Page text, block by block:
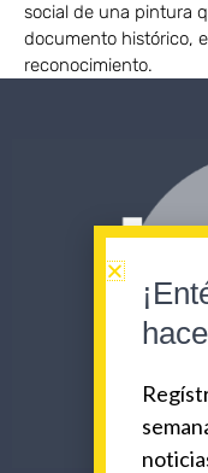
social de una pintura
documento histórico,
reconocimiento.